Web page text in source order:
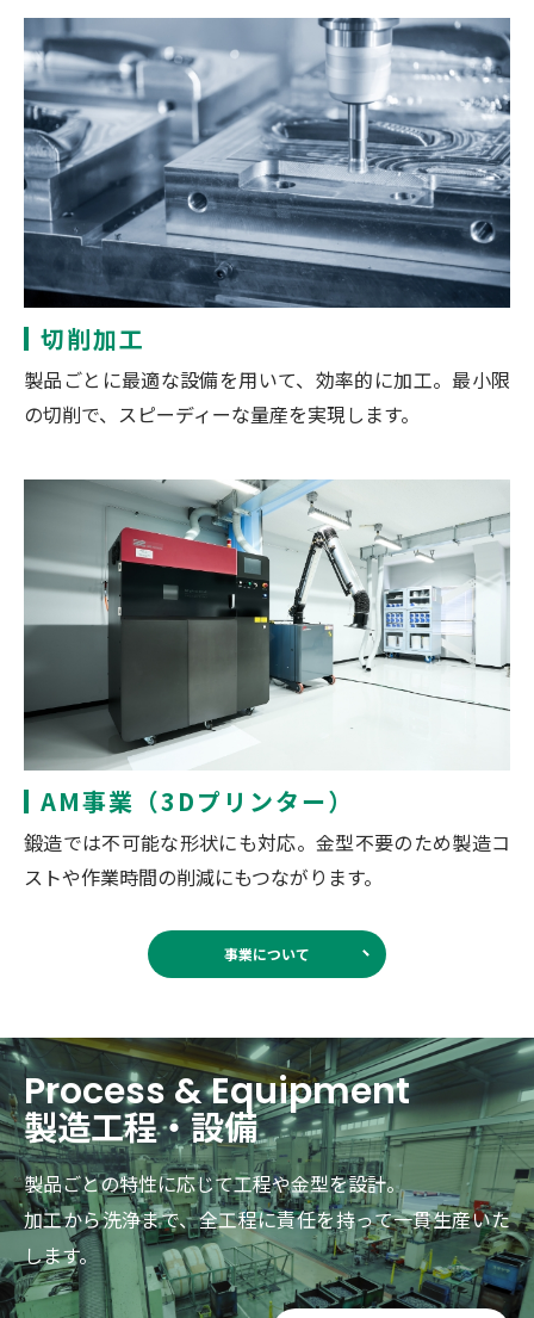
切削加工
製品ごとに最適な設備を用いて、効率的に加工。最小限
の切削で、スピーディーな量産を実現します。
AM事業（3Dプリンター）
鍛造では不可能な形状にも対応。金型不要のため製造コ
ストや作業時間の削減にもつながります。
事業について
Process &Equipment
製造工程・設備
製品ごとの特性に応じて工程や金型を設計。
加工から洗浄まで、全工程に責任を持って一貫生産いた
します。